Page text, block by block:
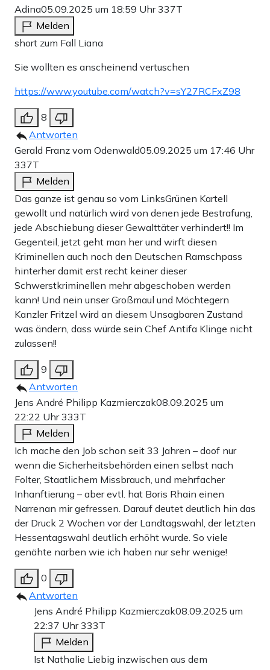
Adina05.09.2025 um 18:59 Uhr337T
Melden
short zum Fall Liana
Sie wollten es anscheinend vertuschen
https://www.youtube.com/watch?v=sY27RCFxZ98
8
Antworten
Gerald Franz vom Odenwald05.09.2025 um 17:46 Uhr
337T
Melden
Das ganze ist genau so vom LinksGrünen Kartell
gewollt und natürlich wird von denen jede Bestrafung,
jede Abschiebung dieser Gewalttäter verhindert!! Im
Gegenteil, jetzt geht man her und wirft diesen
Kriminellen auch noch den Deutschen Ramschpass
hinterher damit erst recht keiner dieser
Schwerstkriminellen mehr abgeschoben werden
kann! Und nein unser Großmaul und Möchtegern
Kanzler Fritzel wird an diesem Unsagbaren Zustand
was ändern, dass würde sein Chef Antifa Klinge nicht
zulassen!!
9
Antworten
Jens André Philipp Kazmierczak08.09.2025 um
22:22 Uhr333T
Melden
Ich mache den Job schon seit 33 Jahren – doof nur
wenn die Sicherheitsbehörden einen selbst nach
Folter, Staatlichem Missbrauch, und mehrfacher
Inhanftierung – aber evtl. hat Boris Rhain einen
Narrenan mir gefressen. Darauf deutet deutlich hin das
der Druck 2 Wochen vor der Landtagswahl, der letzten
Hessentagswahl deutlich erhöht wurde. So viele
genähte narben wie ich haben nur sehr wenige!
0
Antworten
Jens André Philipp Kazmierczak08.09.2025 um
22:37 Uhr333T
Melden
Ist Nathalie Liebig inzwischen aus dem